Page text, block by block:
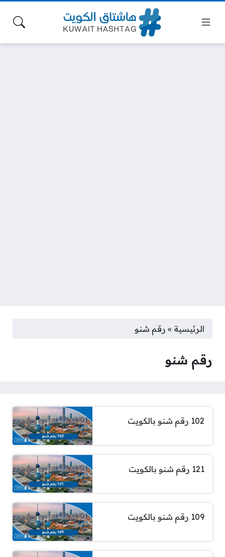
الرئيسية » رقم شنو
رقم شنو
102 رقم شنو بالكويت
121 رقم شنو بالكويت
109 رقم شنو بالكويت